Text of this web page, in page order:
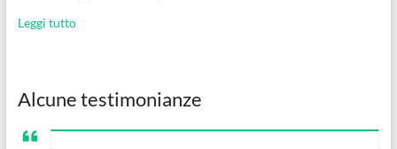
Leggi tutto
Alcune testimonianze